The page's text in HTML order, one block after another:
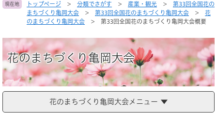
頭
。
飛
て
本
へ
ー
現在地 トップページ > 分類でさがす > 産業・観光 >
第33回全国花の
まちづくり亀岡大会
> 第33回全国花のまちづくり亀岡大会 >
花
のまちづくり亀岡大会
> 第33回全国花のまちづくり亀岡大会概要
花のまちづくり亀岡大会
花のまちづくり亀岡大会メニュー